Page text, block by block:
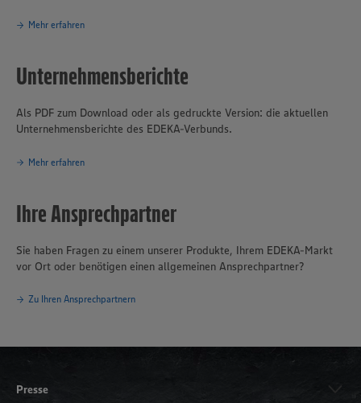
Mehr erfahren
Unternehmensberichte
Als PDF zum Download oder als gedruckte Version: die aktuellen
Unternehmensberichte des EDEKA-Verbunds.
Mehr erfahren
Ihre Ansprechpartner
Sie haben Fragen zu einem unserer Produkte, Ihrem EDEKA-Markt
vor Ort oder benötigen einen allgemeinen Ansprechpartner?
Zu Ihren Ansprechpartnern
Presse